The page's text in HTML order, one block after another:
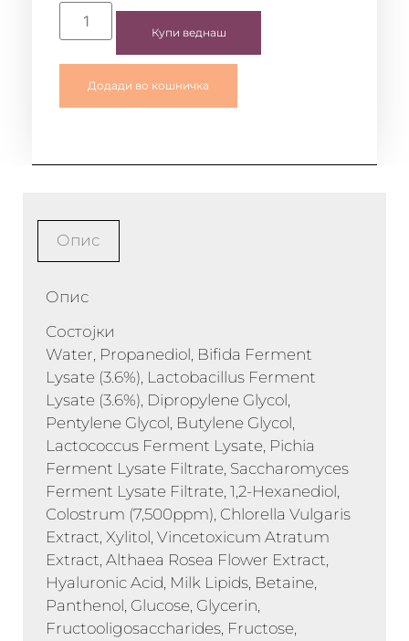
Купи веднаш
Додади во кошничка
Опис
Опис
Состојки
Water, Propanediol, Bifida Ferment
Lysate (3.6%), Lactobacillus Ferment
Lysate (3.6%), Dipropylene Glycol,
Pentylene Glycol, Butylene Glycol,
Lactococcus Ferment Lysate, Pichia
Ferment Lysate Filtrate, Saccharomyces
Ferment Lysate Filtrate, 1,2-Hexanediol,
Colostrum (7,500ppm), Chlorella Vulgaris
Extract, Xylitol, Vincetoxicum Atratum
Extract, Althaea Rosea Flower Extract,
Hyaluronic Acid, Milk Lipids, Betaine,
Panthenol, Glucose, Glycerin,
Fructooligosaccharides, Fructose,